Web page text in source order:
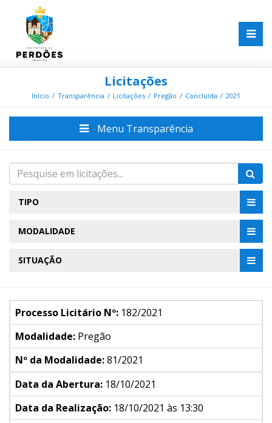
Licitações
Início Transparência Licitações Pregão Concluída 2021
Menu Transparência
TIPO
MODALIDADE
SITUAÇÃO
Processo Licitário Nº: 182/2021
Modalidade: Pregão
Nº da Modalidade:81/2021
Data da Abertura: 18/10/2021
Data da Realização: 18/10/2021 às 13:30